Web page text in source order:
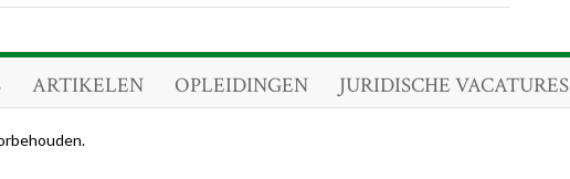
ARTIKELEN OPLEIDINGEN JURIDISCHE VACATURES